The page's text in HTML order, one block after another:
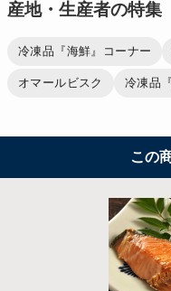
産地・生産者の特集
冷凍品『海鮮』コーナー
オマールビスク 冷凍品
この